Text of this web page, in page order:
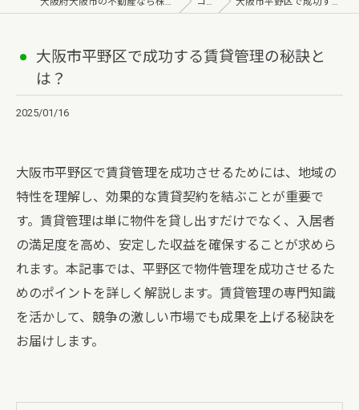
大阪市平野区で成功する賃貸管理の秘訣と
は？
2025/01/16
大阪市平野区で賃貸管理を成功させるためには、地域の
特性を理解し、効果的な賃貸契約を結ぶことが重要で
す。賃貸管理は単に物件を貸し出すだけでなく、入居者
の満足度を高め、安定した収益を確保することが求めら
れます。本記事では、平野区で物件管理を成功させるた
めのポイントを詳しく解説します。賃貸管理の専門知識
を活かして、競争の激しい市場でも成果を上げる秘訣を
お届けします。